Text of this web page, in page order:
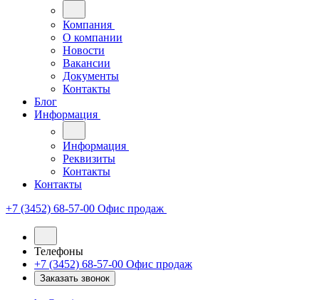
Компания
О компании
Новости
Вакансии
Документы
Контакты
Блог
Информация
Информация
Реквизиты
Контакты
Контакты
+7 (3452) 68-57-00 Офис продаж
Телефоны
+7 (3452) 68-57-00 Офис продаж
Заказать звонок